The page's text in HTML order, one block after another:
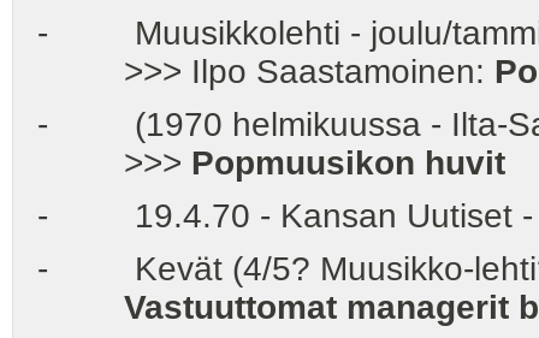
- Muusikkolehti - joulu/
>>> Ilpo Saastamoinen:
- (1970 helmikuussa - Ilta-
>>> Popmuusikon huvit
- 19.4.70 - Kansan Uutiset
- Kevät (4/5? Muusikko-
Vastuuttomat managerit